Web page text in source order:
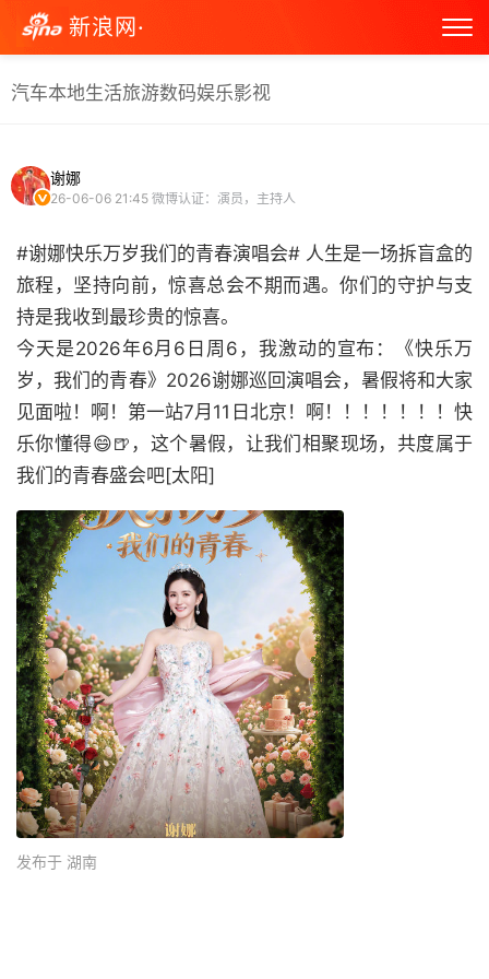
新浪网·
汽车本地生活旅游数码娱乐影视
谢娜
26-06-06 21:45 微博认证：演员，主持人
#谢娜快乐万岁我们的青春演唱会# 人生是一场拆盲盒的
旅程，坚持向前，惊喜总会不期而遇。你们的守护与支
持是我收到最珍贵的惊喜。
今天是2026年6月6日周6，我激动的宣布：《快乐万
岁，我们的青春》2026谢娜巡回演唱会，暑假将和大家
见面啦！啊！第一站7月11日北京！啊！！！！！！！快
乐你懂得😄🍺，这个暑假，让我们相聚现场，共度属于
我们的青春盛会吧[太阳]
发布于 湖南